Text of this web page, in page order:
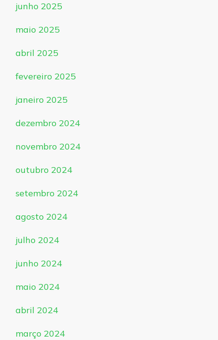
junho 2025
maio 2025
abril 2025
fevereiro 2025
janeiro 2025
dezembro 2024
novembro 2024
outubro 2024
setembro 2024
agosto 2024
julho 2024
junho 2024
maio 2024
abril 2024
março 2024